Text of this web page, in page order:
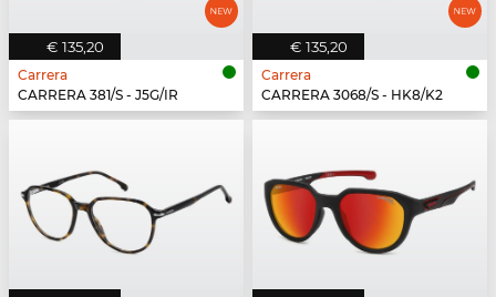
€ 135,20
Carrera
CARRERA 381/S - J5G/IR
€ 135,20
Carrera
CARRERA 3068/S - HK8/K2